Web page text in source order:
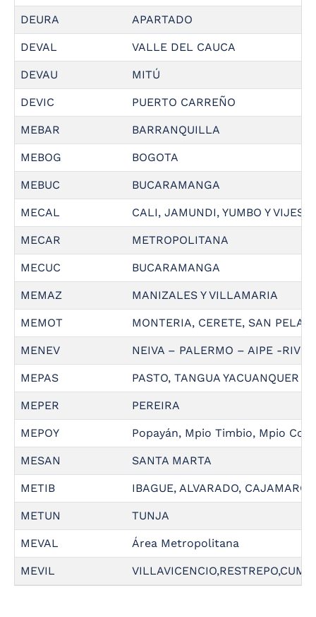
DEURA APARTADO
DEVAL VALLE DEL CAUCA
DEVAU MITÚ
DEVIC PUERTO CARREÑO
MEBAR BARRANQUILLA
MEBOG BOGOTA
MEBUC BUCARAMANGA
MECAL CALI, JAMUNDI, YUMBO Y VIJES
MECAR METROPOLITANA
MECUC BUCARAMANGA
MEMAZ MANIZALES Y VILLAMARIA
MEMOT MONTERIA, CERETE, SAN
MENEV NEIVA – PALERMO – AIPE -
MEPAS PASTO, TANGUA YACUANQUER
MEPER PEREIRA
MEPOY Popayán, Mpio Timbio, Mpio
MESAN SANTA MARTA
METIB IBAGUE, ALVARADO,
METUN TUNJA
MEVAL Área Metropolitana
MEVIL